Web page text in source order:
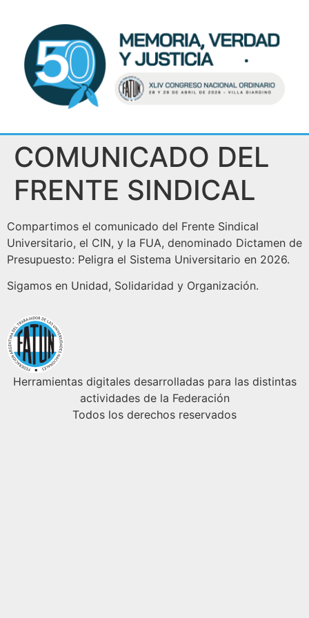
COMUNICADO DEL
FRENTE SINDICAL
Compartimos el comunicado del Frente Sindical
Universitario, el CIN, y la FUA, denominado Dictamen de
Presupuesto: Peligra el Sistema Universitario en 2026.
Sigamos en Unidad, Solidaridad y Organización.
Herramientas digitales desarrolladas para las distintas
actividades de la Federación
Todos los derechos reservados